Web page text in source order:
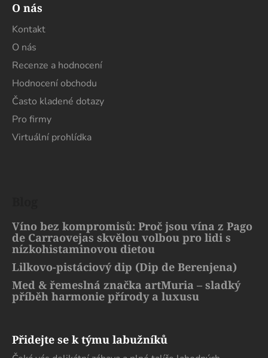
O nás
Kontakt
O nás
Recenze a hodnocení
Hodnocení obchodu
Často kladené dotazy
Pro firmy
Virtuální prohlídka
Víno bez kompromisů: Proč jsou vína z Pago
de Carraovejas skvělou volbou pro lidi s
nízkohistaminovou dietou
Lilkovo-pistáciový dip (Dip de Berenjena)
Med & řemeslná značka artMuria – sladký
příběh harmonie přírody a luxusu
Přidejte se k týmu labužníků